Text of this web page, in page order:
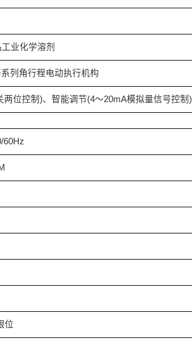
业化学溶剂
列角行程电动执行机构
两位控制)、智能调节(4～20mA模拟量信号控制)
60Hz
位